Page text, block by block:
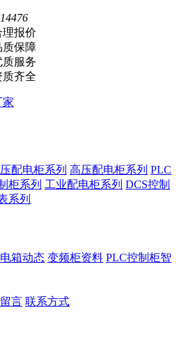
理报价
质保障
质服务
质齐全
配电柜系列 高压配电柜系列 PLC
柜系列 工业配电柜系列 DCS控制
系列
箱动态 变频柜资料 PLC控制柜智
言 联系方式